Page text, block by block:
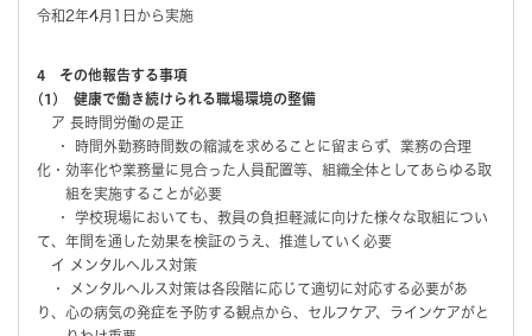
令和2年4月1日から実施
4 その他報告する事項
(1) 健康で働き続けられる職場環境の整備
ア 長時間労働の是正
・ 時間外勤務時間数の縮減を求めることに留まらず、業務の合理
化・効率化や業務量に見合った人員配置等、組織全体としてあらゆる取
組を実施することが必要
・ 学校現場においても、教員の負担軽減に向けた様々な取組につい
て、年間を通した効果を検証のうえ、推進していく必要
イ メンタルヘルス対策
・ メンタルヘルス対策は各段階に応じて適切に対応する必要があ
り、心の病気の発症を予防する観点から、セルフケア、ラインケアがと